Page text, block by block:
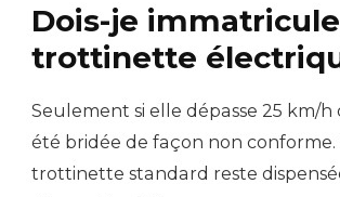
Dois-je
trottinette
Seulement si elle dépasse 25 km/h
été bridée de façon non conforme.
trottinette standard reste